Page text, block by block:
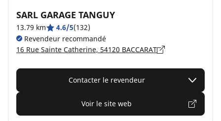
SARL GARAGE TANGUY
13.79 km 4.6/5(132)
Revendeur recommandé
16 Rue Sainte Catherine, 54120 BACCARAT
Contacter le revendeur
Voir le site web